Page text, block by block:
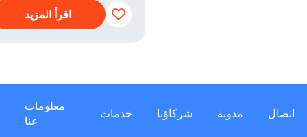
اقرأ المزيد
معلومات
عنا
خدمات شركاؤنا مدونة اتصال